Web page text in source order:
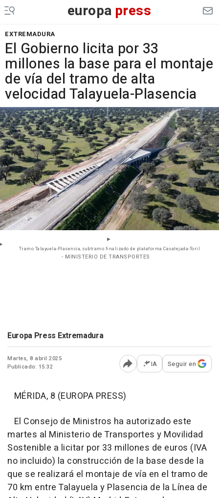
europa press
EXTREMADURA
El Gobierno licita por 33
millones la base para el montaje
de vía del tramo de alta
velocidad Talayuela-Plasencia
Tramo Talayuela-Plasencia, subtramo finalizado de plataforma Casatejada-Toril
- MINISTERIO DE TRANSPORTES
Europa Press Extremadura
Martes, 8 abril 2025
Publicado: 15:32
Abrir opciones para
IA Seguir en
MÉRIDA, 8 (EUROPA PRESS)
El Consejo de Ministros ha autorizado este
martes al Ministerio de Transportes y Movilidad
Sostenible a licitar por 33 millones de euros (IVA
no incluido) la construcción de la base desde la
que se realizará el montaje de vía en el tramo de
70 km entre Talayuela y Plasencia de la Línea de